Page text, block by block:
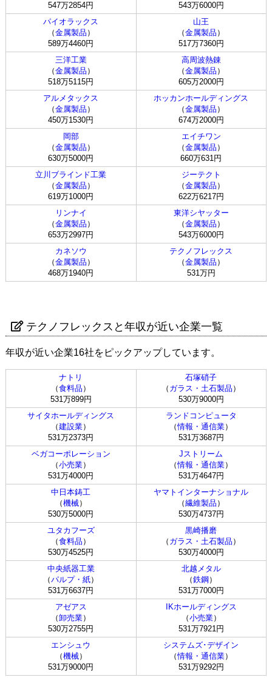
547万2854円
543万6000円
パイオラックス
（金属製品 ）
589万4460円
山王
（金属製品 ）
517万7360円
三洋工業
（金属製品 ）
518万5115円
高周波熱錬
（金属製品 ）
605万2000円
アルメタックス
（金属製品 ）
450万1530円
ホッカンホールディングス
（金属製品 ）
674万2000円
岡部
（金属製品 ）
630万5000円
エイチワン
（金属製品 ）
660万631円
立川ブラインド工業
（金属製品 ）
619万1000円
ジーテクト
（金属製品 ）
622万6217円
リンナイ
（金属製品 ）
653万2997円
東洋シヤッター
（金属製品 ）
543万6000円
カネソウ
（金属製品 ）
468万1940円
テクノフレックス
（金属製品 ）
531万円
テクノフレックスと年収が近い企業一覧
年収が近い企業16社をピックアップしています。
ナトリ
（食料品 ）
531万899円
石塚硝子
（ ガラス・土石製品 ）
530万9000円
サイタホールディングス
（建設業）
531万2373円
ランドコンピュータ
（情報・通信業）
531万3687円
ベガコーポレーション
（小売業）
531万4000円
Jストリーム
（情報・通信業）
531万4647円
中日本鋳工
（機械）
530万5000円
ヤマトインターナショナル
（繊維製品 ）
530万4737円
ユタカフーズ
（食料品 ）
530万4525円
黒崎播磨
（ ガラス・土石製品 ）
530万4000円
中央紙器工業
（パルプ・紙）
531万6637円
北越メタル
（鉄鋼）
531万7000円
アゼアス
（卸売業）
530万2755円
IKホールディングス
（小売業）
531万7921円
エンシュウ
（機械）
531万9000円
システムズ･デザイン
（情報・通信業）
531万9292円